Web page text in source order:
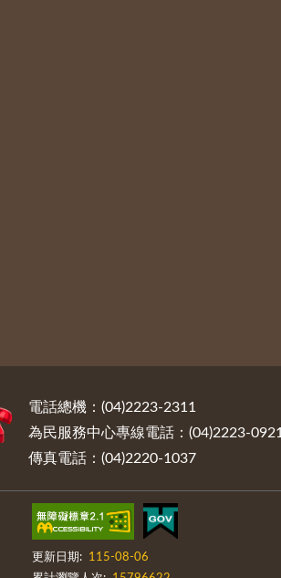
電話總機：(04)2223-2311
為民服務中心專線電話：(04)2223-0921
傳真電話：(04)2220-1037
更新日期:
115-08-06